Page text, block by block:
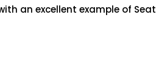
an excellent example of